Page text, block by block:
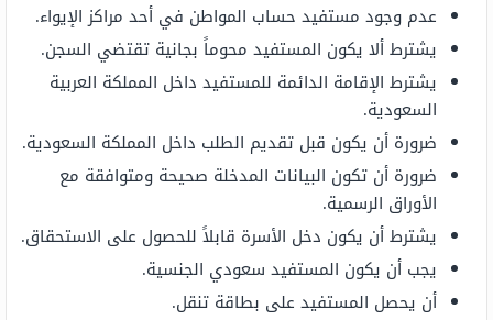
عدم وجود مستفيد حساب المواطن في أحد مراكز الإيواء.
يشترط ألا يكون المستفيد محوماً بجانية تقتضي السجن.
يشترط الإقامة الدائمة للمستفيد داخل المملكة العربية
السعودية.
ضرورة أن يكون قبل تقديم الطلب داخل المملكة السعودية.
ضرورة أن تكون البيانات المدخلة صحيحة ومتوافقة مع
الأوراق الرسمية.
يشترط أن يكون دخل الأسرة قابلاً للحصول على الاستحقاق.
يجب أن يكون المستفيد سعودي الجنسية.
أن يحصل المستفيد على بطاقة تنقل.